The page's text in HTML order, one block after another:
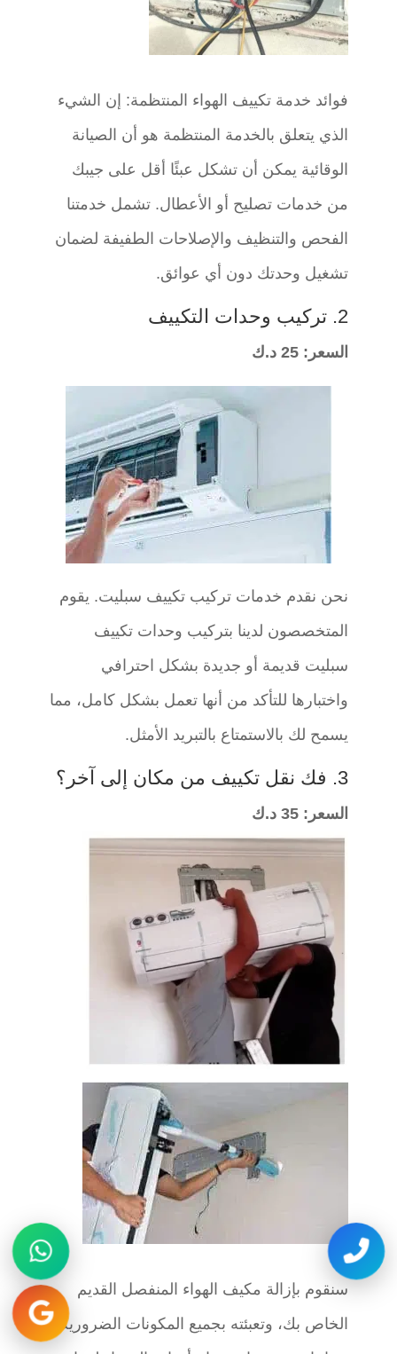
فوائد خدمة تكييف الهواء المنتظمة: إن الشيء
الذي يتعلق بالخدمة المنتظمة هو أن الصيانة
الوقائية يمكن أن تشكل عبئًا أقل على جيبك
من خدمات تصليح أو الأعطال. تشمل خدمتنا
الفحص والتنظيف والإصلاحات الطفيفة لضمان
تشغيل وحدتك دون أي عوائق.
2. تركيب وحدات التكييف
السعر: 25 د.ك
نحن نقدم خدمات تركيب تكييف سبليت. يقوم
المتخصصون لدينا بتركيب وحدات تكييف
سبليت قديمة أو جديدة بشكل احترافي
واختبارها للتأكد من أنها تعمل بشكل كامل، مما
يسمح لك بالاستمتاع بالتبريد الأمثل.
3. فك نقل تكييف من مكان إلى آخر؟
السعر: 35 د.ك
سنقوم بإزالة مكيف الهواء المنفصل القديم
الخاص بك، وتعبئته بجميع المكونات الضرورية،